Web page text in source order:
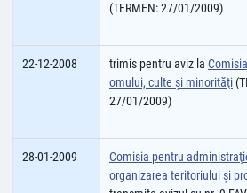
(TERMEN: 27/01/2009)
22-12-2008 trimis pentru aviz la
omului, culte şi minorităţi
27/01/2009)
28-01-2009
Comisia pentru
organizarea teritoriului şi